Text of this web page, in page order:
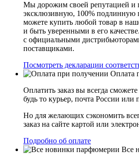
Мы дорожим своей репутацией и
эксклюзивную, 100%
можете купить любой товар в
и быть уверенными в его
с официальными
поставщиками.
Посмотреть декларации
Оплата
Оплатить заказ вы всегда
будь то курьер, почта России или
Но для желающих сэкономить
заказ на сайте картой или
Подробно об оплате
Все